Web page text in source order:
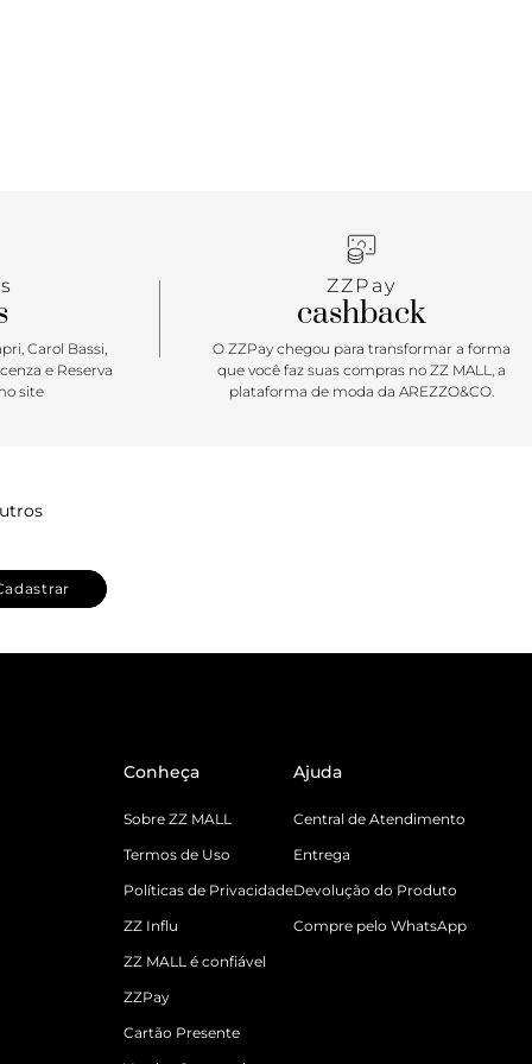
fim de ano!
Carol Bassi,
e Reserva
site
ZZPay
cashback
O ZZPay chegou para transformar a forma
que você faz suas compras no ZZ MALL, a
plataforma de moda da AREZZO&CO.
Conheça
Sobre ZZ MALL
Termos de Uso
Políticas de Privacidade
ZZ Influ
ZZ MALL é confiável
ZZPay
Cartão Presente
Ajuda
Central de Atendimento
Entrega
Devolução do Produto
Compre pelo WhatsApp